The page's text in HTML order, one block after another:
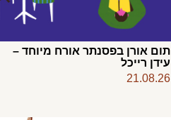
תום אורן בפסנתר אורח מיוחד –
עידן רייכל
21.08.26